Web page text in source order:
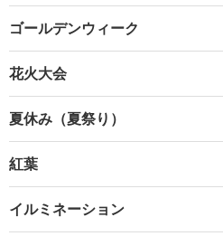
ゴールデンウィーク
花火大会
夏休み（夏祭り）
紅葉
イルミネーション